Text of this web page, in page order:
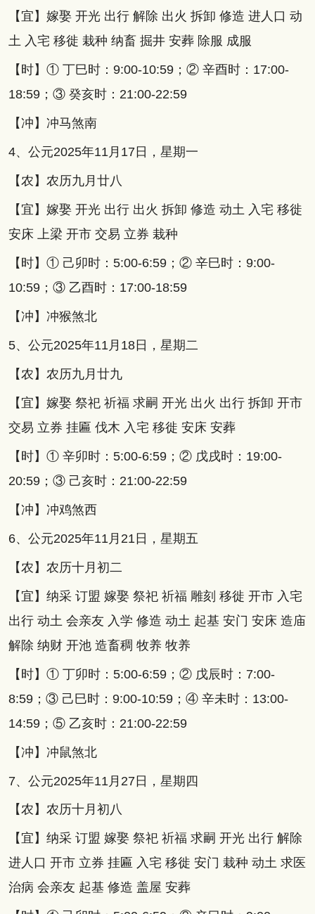
【宜】嫁娶 开光 出行 解除 出火 拆卸 修造 进人口 动
土 入宅 移徙 栽种 纳畜 掘井 安葬 除服 成服
【时】① 丁巳时：9:00-10:59；② 辛酉时：17:00-
18:59；③ 癸亥时：21:00-22:59
【冲】冲马煞南
4、公元2025年11月17日，星期一
【农】农历九月廿八
【宜】嫁娶 开光 出行 出火 拆卸 修造 动土 入宅 移徙
安床 上梁 开市 交易 立券 栽种
【时】① 己卯时：5:00-6:59；② 辛巳时：9:00-
10:59；③ 乙酉时：17:00-18:59
【冲】冲猴煞北
5、公元2025年11月18日，星期二
【农】农历九月廿九
【宜】嫁娶 祭祀 祈福 求嗣 开光 出火 出行 拆卸 开市
交易 立券 挂匾 伐木 入宅 移徙 安床 安葬
【时】① 辛卯时：5:00-6:59；② 戊戌时：19:00-
20:59；③ 己亥时：21:00-22:59
【冲】冲鸡煞西
6、公元2025年11月21日，星期五
【农】农历十月初二
【宜】纳采 订盟 嫁娶 祭祀 祈福 雕刻 移徙 开市 入宅
出行 动土 会亲友 入学 修造 动土 起基 安门 安床 造庙
解除 纳财 开池 造畜稠 牧养 牧养
【时】① 丁卯时：5:00-6:59；② 戊辰时：7:00-
8:59；③ 己巳时：9:00-10:59；④ 辛未时：13:00-
14:59；⑤ 乙亥时：21:00-22:59
【冲】冲鼠煞北
7、公元2025年11月27日，星期四
【农】农历十月初八
【宜】纳采 订盟 嫁娶 祭祀 祈福 求嗣 开光 出行 解除
进人口 开市 立券 挂匾 入宅 移徙 安门 栽种 动土 求医
治病 会亲友 起基 修造 盖屋 安葬